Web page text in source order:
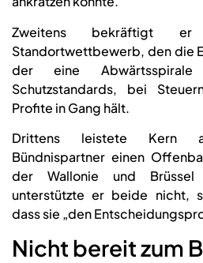
Zweitens bekräftigt er
Standortwettbewerb, den die
der eine
Schutzstandards, bei
Profite in Gang hält.
Drittens leistete Kern
Bündnispartner einen
der Wallonie und Brüssel
unterstützte er beide nicht,
dass sie „den
Nicht bereit zum